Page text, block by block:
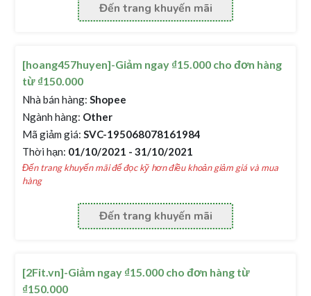
Đến trang khuyến mãi
[hoang457huyen]-Giảm ngay ₫15.000 cho đơn hàng
từ ₫150.000
Nhà bán hàng: Shopee
Ngành hàng: Other
Mã giảm giá: SVC-195068078161984
Thời hạn: 01/10/2021 - 31/10/2021
Đến trang khuyến mãi để đọc kỹ hơn điều khoản giảm giá và mua
hàng
Đến trang khuyến mãi
[2Fit.vn]-Giảm ngay ₫15.000 cho đơn hàng từ
₫150.000